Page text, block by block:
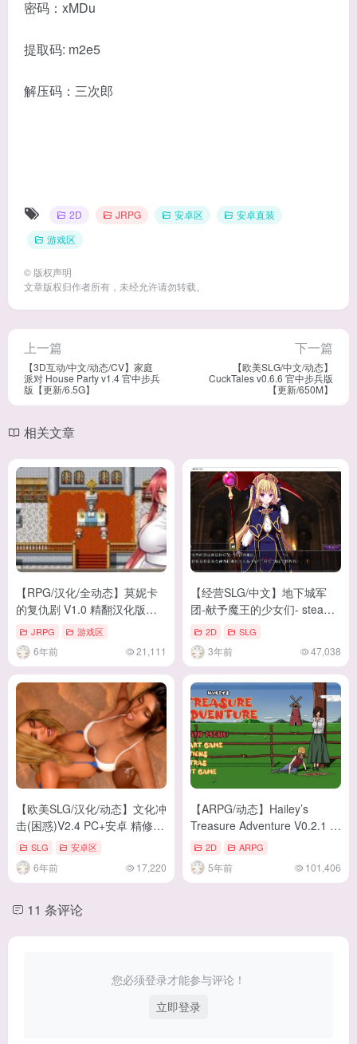
密码：xMDu
提取码: m2e5
解压码：三次郎
2D JRPG 安卓区
安卓直装
游戏区
© 版权声明
文章版权归作者所有，未经允许请勿转载。
上一篇
【3D互动/中文/动态/CV】家庭
派对 House Party v1.4 官中步兵
版【更新/6.5G】
下一篇
【欧美SLG/中文/动态】
CuckTales v0.6.6 官中步兵版
【更新/650M】
相关文章
【RPG/汉化/全动态】莫妮卡
的复仇剧 V1.0 精翻汉化版
【500M】【新汉化/全CV】
JRPG 游戏区
6年前 21,111
【经营SLG/中文】地下城军
团-献予魔王的少女们- steam
官方中文步兵版【1.3G】
2D SLG
3年前 47,038
【欧美SLG/汉化/动态】文化冲
击(困惑)V2.4 PC+安卓 精修汉
化版+CG【更新//3.7G】
SLG 安卓区
6年前 17,220
【ARPG/动态】Hailey’s
Treasure Adventure V0.2.1 安
卓+PC 英文无码版【新
作/5.1G】
2D ARPG
5年前 101,406
11 条评论
您必须登录才能参与评论！
立即登录